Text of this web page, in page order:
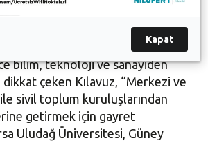
Kılavuz da, insana dokunan her
düşeni yapmaya gayret
yaptığı iş
bilim, teknoloji ve sanayiden
dikkat çeken Kılavuz, “Merkezi ve
sivil toplum kuruluşlarından
getirmek için gayret
Uludağ Üniversitesi, Güney
Kapat